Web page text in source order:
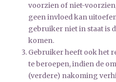
voorzien of niet-
geen invloed kan
gebruiker niet in staat is
komen.
Gebruiker heeft ook het
te beroepen, indien de
(verdere) nakoming